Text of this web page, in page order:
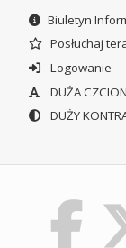
Biuletyn
Posłuchaj
Logowanie
DUŻA
DUŻY